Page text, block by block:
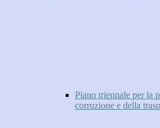
Piano triennale per la
corruzione e della